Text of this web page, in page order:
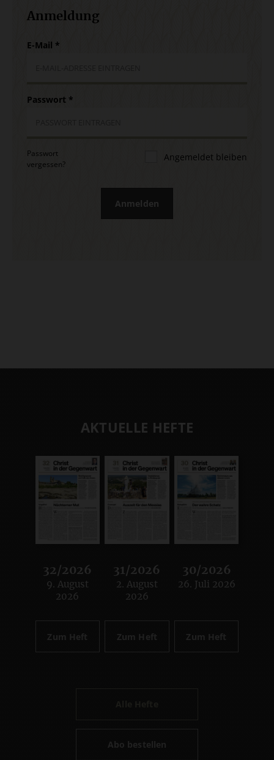
Anmeldung
E-Mail *
Passwort *
Passwort
vergessen?
Angemeldet bleiben
Anmelden
AKTUELLE HEFTE
32/2026
:
9. August
2026
Zum Heft
31/2026
:
2. August
2026
Zum Heft
30/2026
:
26. Juli 2026
Zum Heft
Abo bestellen